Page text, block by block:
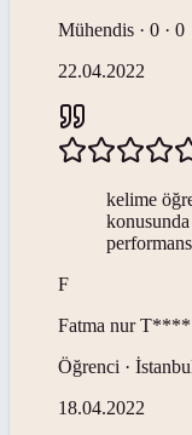
Mühendis · 0 · 0
22.04.2022
kelime
performans
F
Fatma nur T****
Öğrenci ·
18.04.2022